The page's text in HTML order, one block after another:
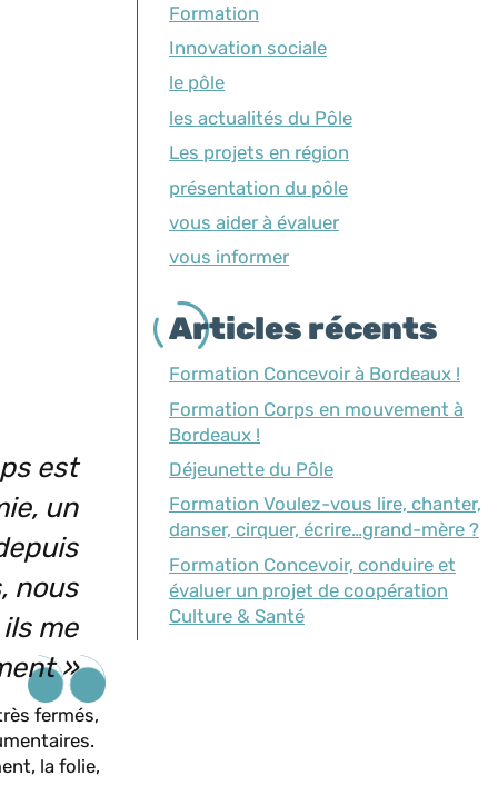
est
un
nous
me
»
fermés,
la folie,
Formation
Innovation sociale
le pôle
les actualités du Pôle
Les projets en région
présentation du pôle
vous aider à évaluer
vous informer
Articles récents
Formation Concevoir à Bordeaux !
Formation Corps en mouvement à
Bordeaux !
Déjeunette du Pôle
Formation Voulez-vous lire, chanter,
danser, cirquer, écrire…grand-mère ?
Formation Concevoir, conduire et
évaluer un projet de coopération
Culture & Santé